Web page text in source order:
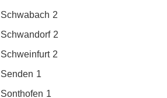
Schwabach 2
Schwandorf 2
Schweinfurt 2
Senden 1
Sonthofen 1